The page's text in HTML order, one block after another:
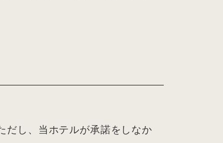
だし、当ホテルが承諾をしなか